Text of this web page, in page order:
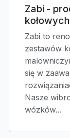
Zabi -
kołowych
Zabi to
zestawów
się w
Nasze
wózków...